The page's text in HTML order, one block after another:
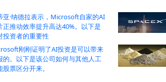
亚·纳德拉表示，Microsoft自家的AI
正推动效率提升高达40%。以下是
投资者的重要性
刚刚证明了AI投资是可以带来
的。以下是该公司如何与其他人工
股票区分开来。